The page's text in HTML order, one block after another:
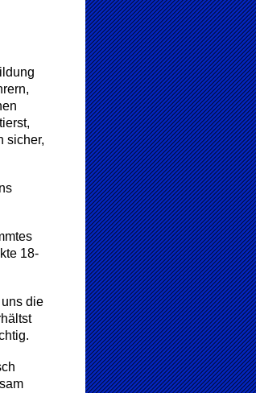
sicher,
18-
die